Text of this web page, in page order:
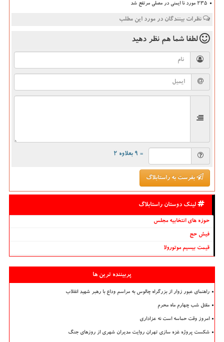
235 مورد نا ایمنی در مصلی مرتفع شد
نظرات بینندگان در مورد این مطلب
لطفا شما هم نظر دهید
= ۹ بعلاوه ۲
بفرست به راستابلاگ
لینک دوستان راستابلاگ
حوزه های انتخابیه مجلس
فیش حج
قیمت بیسیم موتورولا
پربیننده ترین ها
راهنمای عبور زوار از بزرگراه چالوس به مراسم وداع با رهبر شهید انقلاب
مقتل شب چهارم ماه محرم
امروز وقت حماسه است نه عزاداری
شکست پروژه غزه سازی تهران روایت مدیران شهری از روزهای جنگ